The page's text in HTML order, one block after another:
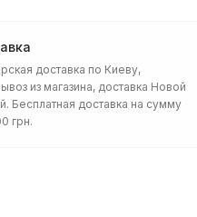
доставка по Киеву,
из магазина, доставка Новой
Бесплатная доставка на сумму
грн.